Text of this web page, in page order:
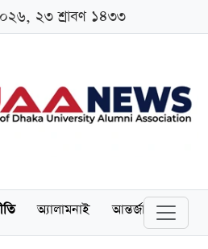
২৩ শ্রাবণ ১৪৩৩
অ্যালামনাই আন্তর্জাতিক